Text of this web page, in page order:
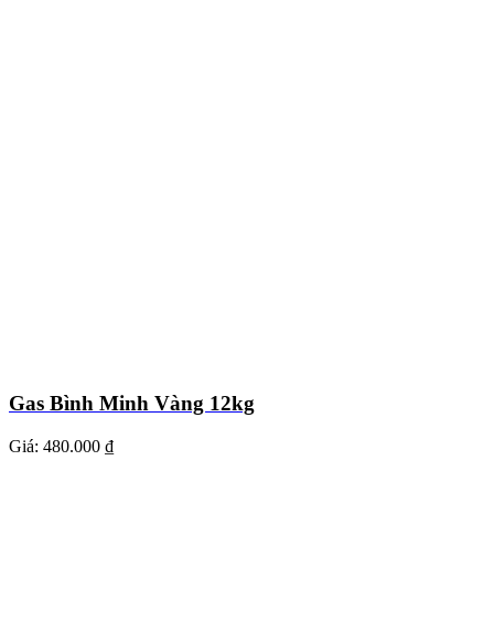
Gas Bình Minh Vàng 12kg
Giá: 480.000 ₫